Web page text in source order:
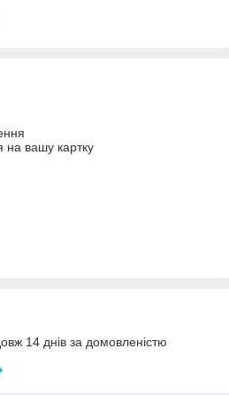
на вашу картку
14 днів за домовленістю